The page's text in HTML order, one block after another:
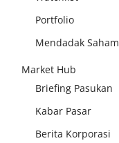
Portfolio
Mendadak Saham
Market Hub
Briefing Pasukan
Kabar Pasar
Berita Korporasi